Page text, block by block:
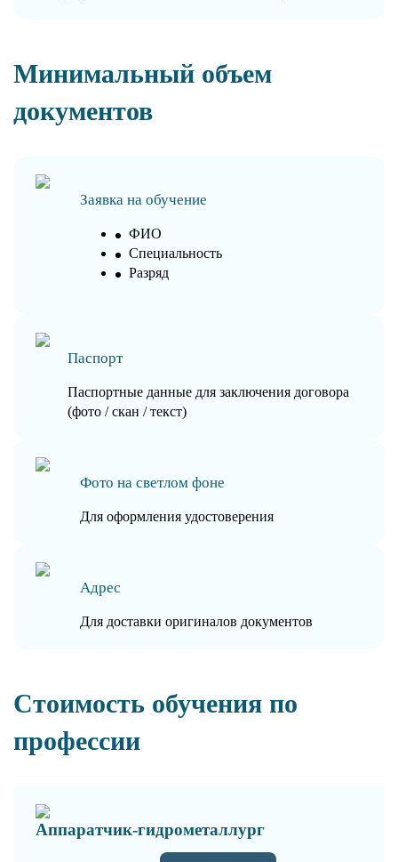
Минимальный объем
документов
Заявка на обучение
ФИО
Специальность
Разряд
Паспорт
Паспортные данные для заключения договора
(фото / скан / текст)
Фото на светлом фоне
Для оформления удостоверения
Адрес
Для доставки оригиналов документов
Стоимость обучения по
профессии
Аппаратчик-гидрометаллург